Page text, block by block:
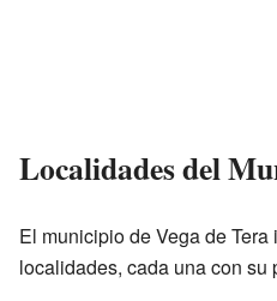
Localidades del
El municipio de Vega de Tera
localidades, cada una con su